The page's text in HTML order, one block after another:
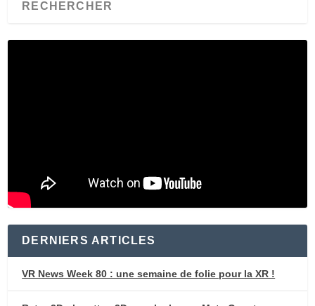
DERNIERS ARTICLES
VR News Week 80 : une semaine de folie pour la XR !